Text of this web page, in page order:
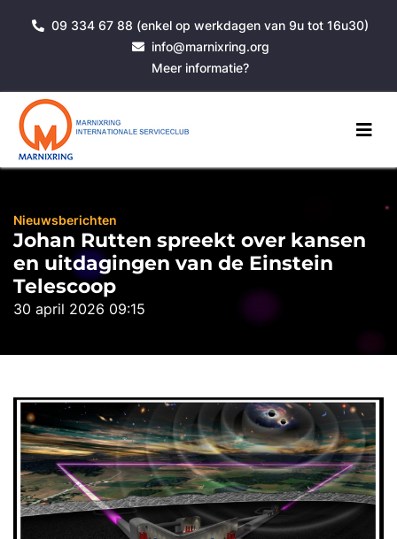
09 334 67 88 (enkel op werkdagen van 9u tot 16u30)
info@marnixring.org
Meer informatie?
Nieuwsberichten
Johan Rutten spreekt over kansen
en uitdagingen van de Einstein
Telescoop
30 april 2026 09:15